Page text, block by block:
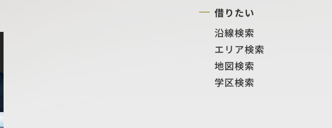
借りたい
沿線検索
エリア検索
地図検索
学区検索